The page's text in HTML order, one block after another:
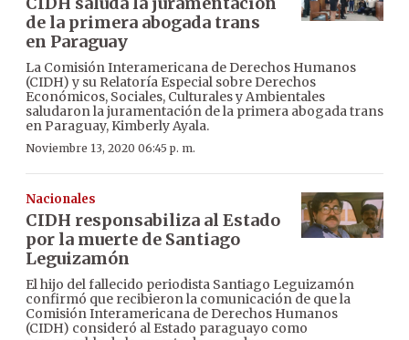
de la primera abogada trans
en Paraguay
La Comisión Interamericana de Derechos Humanos
(CIDH) y su Relatoría Especial sobre Derechos
Económicos, Sociales, Culturales y Ambientales
saludaron la juramentación de la primera abogada trans
en Paraguay, Kimberly Ayala.
Noviembre 13, 2020 06:45 p. m.
Nacionales
CIDH responsabiliza al Estado
por la muerte de Santiago
Leguizamón
El hijo del fallecido periodista Santiago Leguizamón
confirmó que recibieron la comunicación de que la
Comisión Interamericana de Derechos Humanos
(CIDH) consideró al Estado paraguayo como